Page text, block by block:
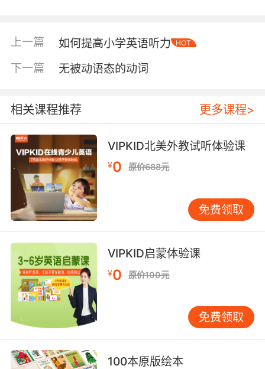
汁的“作”出作文。反之如果家长支持孩子的手工
爱好，帮助孩子制作各种孩子喜爱的出品，遇到
困难就陪同孩子通过书籍解决，帮助孩子体验到
家长可多为孩子提供有关的书籍，为孩子准备一
张桌面整洁、学习配件齐全的书桌，让孩子在学
习的过程可以得心应手，无须因为找不到某样东
西而终止思路。
除此之外，孩子就是父母的影子，如果家长本身
具有较强的求知欲，那么孩子也会像家长那样热
爱学习。家长可与孩子探讨未来的规划，和孩子
一起讨论为了实现自己的理想需要具备哪些知
识，从而激发孩子学习的积极性，用兴趣做孩子
学习做好的老师 。
上一篇 如何提高小学英语听力 HOT
下一篇 无被动语态的动词
相关课程推荐 更多课程>
VIPKID北美外教试听体验课
¥0 原价688元
免费领取
VIPKID启蒙体验课
¥0 原价100元
免费领取
100本原版绘本